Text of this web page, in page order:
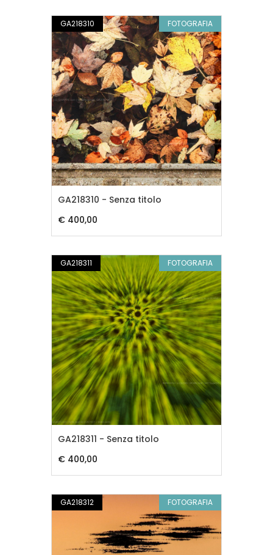
GA218310 FOTOGRAFIA
GA218310 - Senza titolo
€ 400,00
GA218311 FOTOGRAFIA
GA218311 - Senza titolo
€ 400,00
GA218312 FOTOGRAFIA